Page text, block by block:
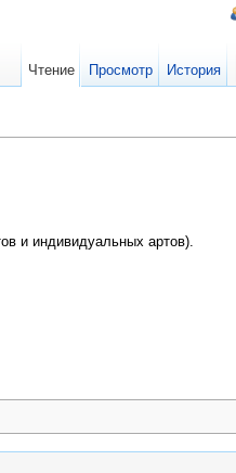
и индивидуальных артов).
Чтение Просмотр История